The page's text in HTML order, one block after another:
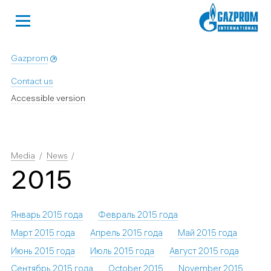
Gazprom
Contact us
Accessible version
Media News
2015
Январь 2015 года
Февраль 2015 года
Март 2015 года
Апрель 2015 года
Май 2015 года
Июнь 2015 года
Июль 2015 года
Август 2015 года
Сентябрь 2015 года
October 2015
November 2015